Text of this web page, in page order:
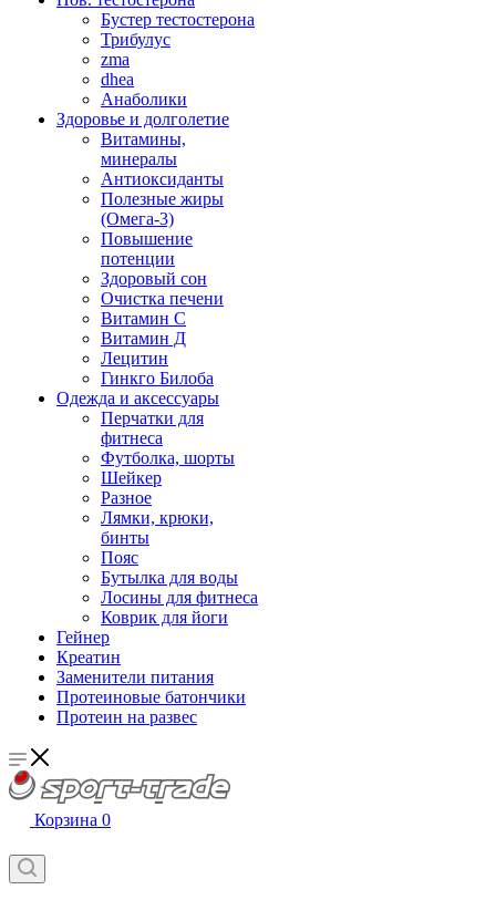
Бустер тестостерона
Трибулус
zma
dhea
Анаболики
Здоровье и долголетие
Витамины,
минералы
Антиоксиданты
Полезные жиры
(Омега-3)
Повышение
потенции
Здоровый сон
Очистка печени
Витамин С
Витамин Д
Лецитин
Гинкго Билоба
Одежда и аксессуары
Перчатки для
фитнеса
Футболка, шорты
Шейкер
Разное
Лямки, крюки,
бинты
Пояс
Бутылка для воды
Лосины для фитнеса
Коврик для йоги
Гейнер
Креатин
Заменители питания
Протеиновые батончики
Протеин на развес
Корзина 0